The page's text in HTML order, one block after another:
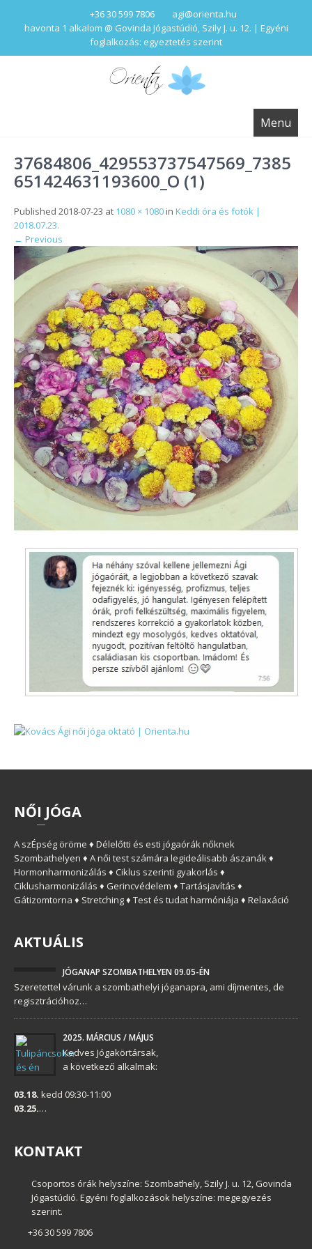
+36 30 599 7806
agi@orienta.hu
havonta 1 alkalom @ Govinda Jógastúdió, Szily J. u. 12. | Egyéni
foglalkozás: egyeztetés szerint
Menu
37684806_429553737547569_7385
651424631193600_O (1)
Published 2018-07-23 at 1080 × 1080 in Keddi óra és fotók |
2018.07.23.
← Previous
NŐI JÓGA
A szÉpség öröme ♦ Délelőtti és esti jógaórák nőknek
Szombathelyen ♦ A női test számára legideálisabb ászanák ♦
Hormonharmonizálás ♦ Ciklus szerinti gyakorlás ♦
Ciklusharmonizálás ♦ Gerincvédelem ♦ Tartásjavítás ♦
Gátizomtorna ♦ Stretching ♦ Test és tudat harmóniája ♦ Relaxáció
AKTUÁLIS
JÓGANAP SZOMBATHELYEN 09.05-ÉN
Szeretettel várunk a szombathelyi jóganapra, ami díjmentes, de
regisztrációhoz…
2025. MÁRCIUS / MÁJUS
Kedves Jógakörtársak,
a következő alkalmak:
03.18. kedd 09:30-11:00
03.25.…
KONTAKT
Csoportos órák helyszíne: Szombathely, Szily J. u. 12, Govinda
Jógastúdió. Egyéni foglalkozások helyszíne: megegyezés
szerint.
+36 30 599 7806